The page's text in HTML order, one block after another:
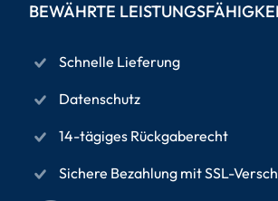
BEWÄHRTE
Schnelle Lieferung
Datenschutz
14-tägiges Rückgaberecht
Sichere Bezahlung mit SSL-